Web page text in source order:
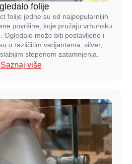
folije
folije jedne su od najpopularnijih
površine, koje pružaju vrhunsku
Ogledalo može biti postavljeno i
u različitim varijantama: silver,
stepenom zatamnjenja.
Saznaj više